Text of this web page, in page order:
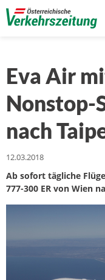
Eva Air
Nonstop-
nach
12.03.2018
Ab sofort tägliche
777-300 ER von Wien